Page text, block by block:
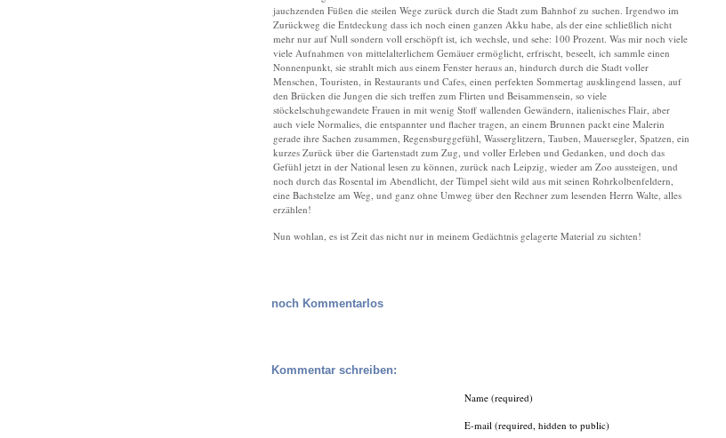
jauchzenden Füßen die steilen Wege zurück durch die Stadt zum Bahnhof zu suchen. Irgendwo im
Zurückweg die Entdeckung dass ich noch einen ganzen Akku habe, als der eine schließlich nicht
mehr nur auf Null sondern voll erschöpft ist, ich wechsle, und sehe: 100 Prozent. Was mir noch viele
viele Aufnahmen von mittelalterlichem Gemäuer ermöglicht, erfrischt, beseelt, ich sammle einen
Nonnenpunkt, sie strahlt mich aus einem Fenster heraus an, hindurch durch die Stadt voller
Menschen, Touristen, in Restaurants und Cafes, einen perfekten Sommertag ausklingend lassen, auf
den Brücken die Jungen die sich treffen zum Flirten und Beisammensein, so viele
stöckelschuhgewandete Frauen in mit wenig Stoff wallenden Gewändern, italienisches Flair, aber
auch viele Normalies, die entspannter und flacher tragen, an einem Brunnen packt eine Malerin
gerade ihre Sachen zusammen, Regensburggefühl, Wasserglitzern, Tauben, Mauersegler, Spatzen, ein
kurzes Zurück über die Gartenstadt zum Zug, und voller Erleben und Gedanken, und doch das
Gefühl jetzt in der National lesen zu können, zurück nach Leipzig, wieder am Zoo aussteigen, und
noch durch das Rosental im Abendlicht, der Tümpel sieht wild aus mit seinen Rohrkolbenfeldern,
eine Bachstelze am Weg, und ganz ohne Umweg über den Rechner zum lesenden Herrn Walte, alles
erzählen!
Nun wohlan, es ist Zeit das nicht nur in meinem Gedächtnis gelagerte Material zu sichten!
noch Kommentarlos
Kommentar schreiben:
Name (required)
E-mail (required, hidden to public)